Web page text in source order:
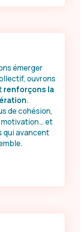
émerger
ouvrons
renforçons la
.
de cohésion,
et
qui avancent